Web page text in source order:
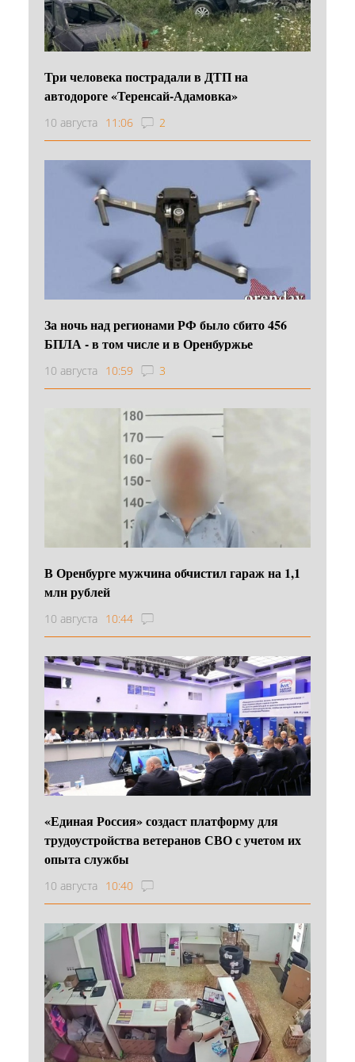
Три человека пострадали в ДТП на
автодороге «Теренсай-Адамовка»
10 августа 11:06 2
За ночь над регионами РФ было сбито 456
БПЛА - в том числе и в Оренбуржье
10 августа 10:59 3
В Оренбурге мужчина обчистил гараж на 1,1
млн рублей
10 августа 10:44
«Единая Россия» создаст платформу для
трудоустройства ветеранов СВО с учетом их
опыта службы
10 августа 10:40